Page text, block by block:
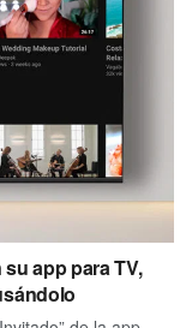
app para TV,